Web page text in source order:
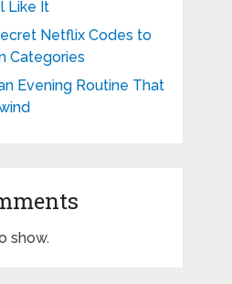
Like It
Netflix Codes to
Categories
Evening Routine That
show.